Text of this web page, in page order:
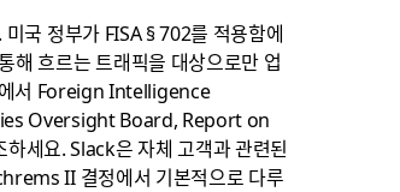
국 정부가 FISA § 702를 적용함에
해 흐르는 트래픽을 대상으로만 업
서 Foreign Intelligence
Oversight Board, Report on
요. Slack은 자체 고객과 관련된
II 결정에서 기본적으로 다루